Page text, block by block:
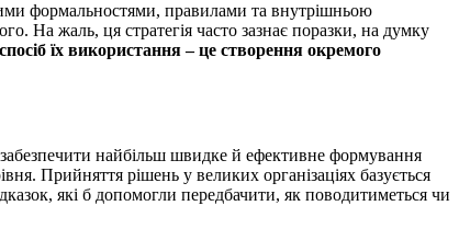
формальностями, правилами та внутрішньою
На жаль, ця стратегія часто зазнає поразки, на думку
їх використання – це створення окремого
найбільш швидке й ефективне формування
Прийняття рішень у великих організаціях базується
які б допомогли передбачити, як поводитиметься чи